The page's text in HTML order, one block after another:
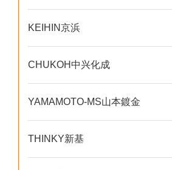
KEIHIN京浜
CHUKOH中兴化成
YAMAMOTO-MS山本鍍金
THINKY新基